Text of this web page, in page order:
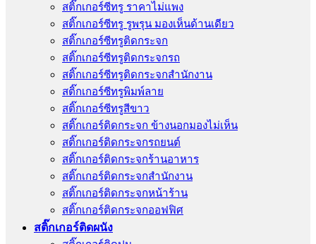
สติ๊กเกอร์ซีทรู ราคาไม่แพง
สติ๊กเกอร์ซีทรู รูพรุน มองเห็นด้านเดียว
สติ๊กเกอร์ซีทรูติดกระจก
สติ๊กเกอร์ซีทรูติดกระจกรถ
สติ๊กเกอร์ซีทรูติดกระจกสำนักงาน
สติ๊กเกอร์ซีทรูพิมพ์ลาย
สติ๊กเกอร์ซีทรูสีขาว
สติ๊กเกอร์ติดกระจก ข้างนอกมองไม่เห็น
สติ๊กเกอร์ติดกระจกรถยนต์
สติ๊กเกอร์ติดกระจกร้านอาหาร
สติ๊กเกอร์ติดกระจกสำนักงาน
สติ๊กเกอร์ติดกระจกหน้าร้าน
สติ๊กเกอร์ติดกระจกออฟฟิศ
สติ๊กเกอร์ติดผนัง